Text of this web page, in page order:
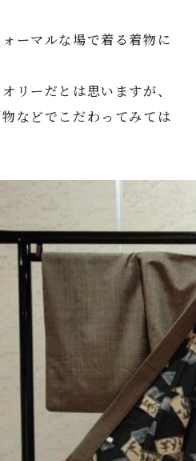
ーマルな場で着る着物に
リーだとは思いますが、
などでこだわってみては